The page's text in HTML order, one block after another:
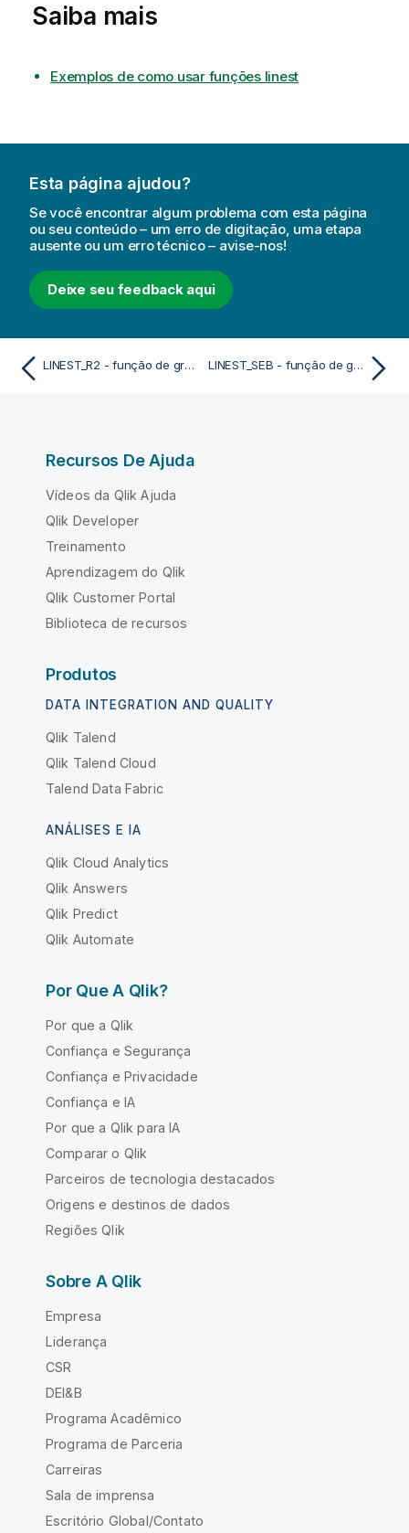
Saiba mais
Exemplos de como usar funções linest
Esta página ajudou?
Se você encontrar algum problema com esta página
ou seu conteúdo – um erro de digitação, uma etapa
ausente ou um erro técnico – avise-nos!
Deixe seu feedback aqui
LINEST_R2 - função de gráfico LINEST_SEB - função de gráfico
Recursos De Ajuda
Vídeos da Qlik Ajuda
Qlik Developer
Treinamento
Aprendizagem do Qlik
Qlik Customer Portal
Biblioteca de recursos
Produtos
DATA INTEGRATION AND QUALITY
Qlik Talend
Qlik Talend Cloud
Talend Data Fabric
ANÁLISES E IA
Qlik Cloud Analytics
Qlik Answers
Qlik Predict
Qlik Automate
Por Que A Qlik?
Por que a Qlik
Confiança e Segurança
Confiança e Privacidade
Confiança e IA
Por que a Qlik para IA
Comparar o Qlik
Parceiros de tecnologia destacados
Origens e destinos de dados
Regiões Qlik
Sobre A Qlik
Empresa
Liderança
CSR
DEI&B
Programa Acadêmico
Programa de Parceria
Carreiras
Sala de imprensa
Escritório Global/Contato